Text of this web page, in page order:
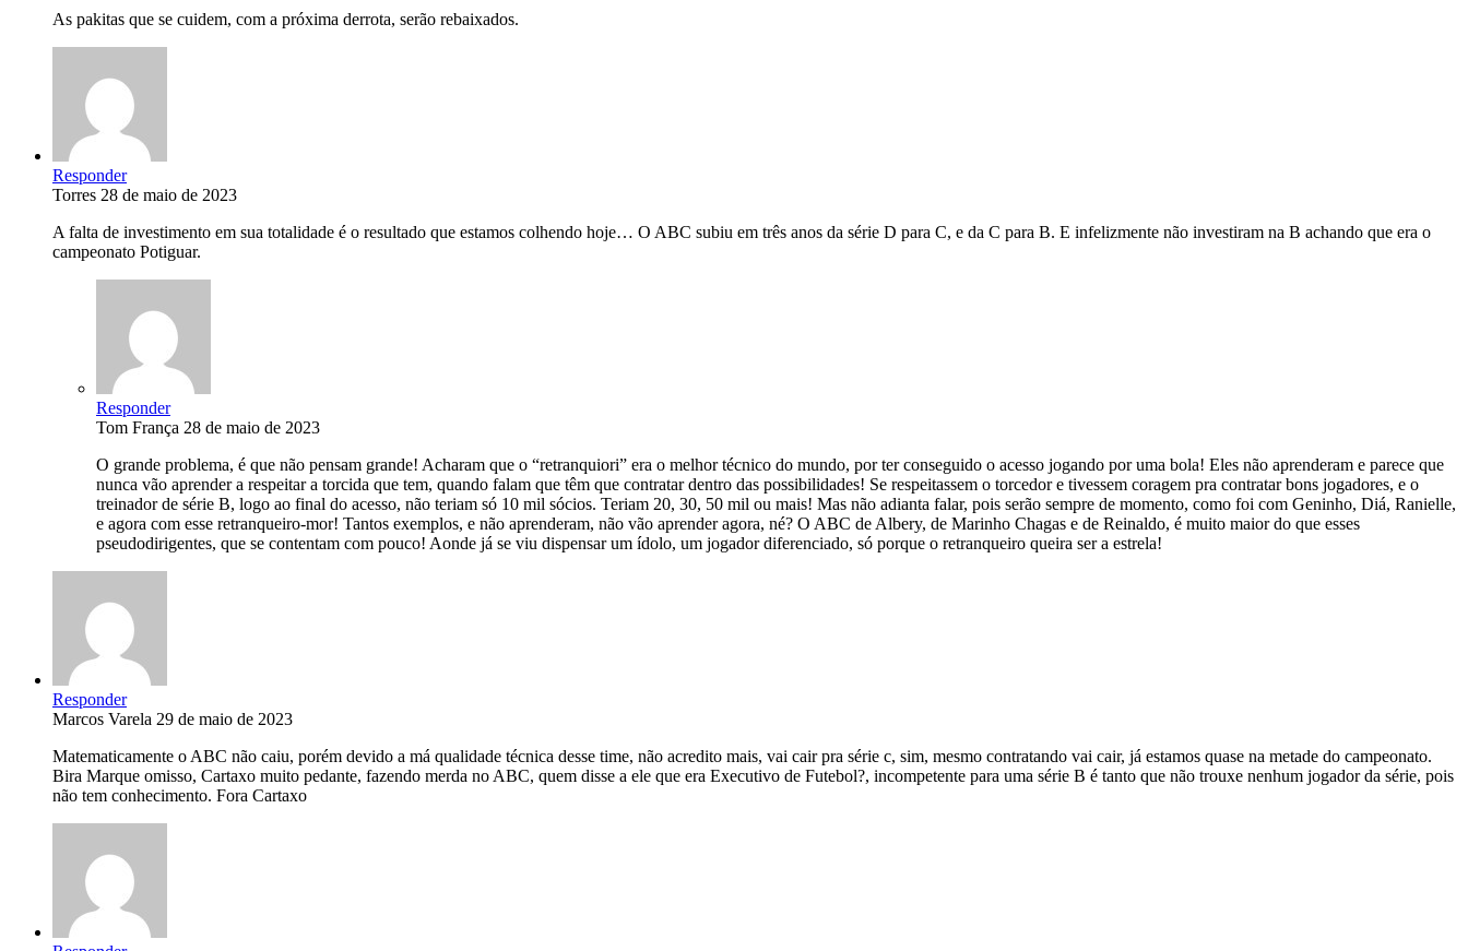
As pakitas que se cuidem, com a próxima derrota, serão rebaixados.
Responder
Torres 28 de maio de 2023
A falta de investimento em sua totalidade é o resultado que estamos colhendo hoje… O ABC subiu em três anos da série D para C, e da C para B. E infelizmente não investiram na B achando que era o
campeonato Potiguar.
Responder
Tom França 28 de maio de 2023
O grande problema, é que não pensam grande! Acharam que o “retranquiori” era o melhor técnico do mundo, por ter conseguido o acesso jogando por uma bola! Eles não aprenderam e parece que
nunca vão aprender a respeitar a torcida que tem, quando falam que têm que contratar dentro das possibilidades! Se respeitassem o torcedor e tivessem coragem pra contratar bons jogadores, e o
treinador de série B, logo ao final do acesso, não teriam só 10 mil sócios. Teriam 20, 30, 50 mil ou mais! Mas não adianta falar, pois serão sempre de momento, como foi com Geninho, Diá, Ranielle,
e agora com esse retranqueiro-mor! Tantos exemplos, e não aprenderam, não vão aprender agora, né? O ABC de Albery, de Marinho Chagas e de Reinaldo, é muito maior do que esses
pseudodirigentes, que se contentam com pouco! Aonde já se viu dispensar um ídolo, um jogador diferenciado, só porque o retranqueiro queira ser a estrela!
Responder
Marcos Varela 29 de maio de 2023
Matematicamente o ABC não caiu, porém devido a má qualidade técnica desse time, não acredito mais, vai cair pra série c, sim, mesmo contratando vai cair, já estamos quase na metade do campeonato.
Bira Marque omisso, Cartaxo muito pedante, fazendo merda no ABC, quem disse a ele que era Executivo de Futebol?, incompetente para uma série B é tanto que não trouxe nenhum jogador da série, pois
não tem conhecimento. Fora Cartaxo